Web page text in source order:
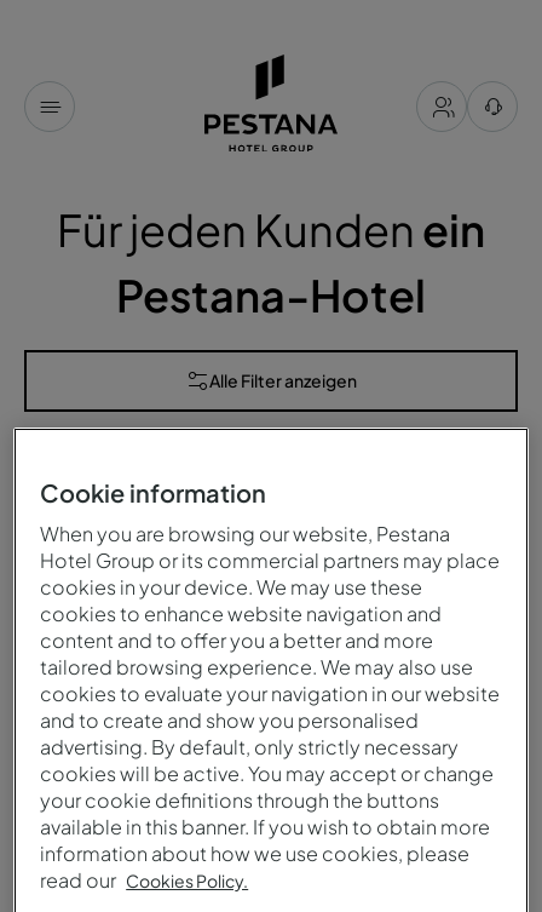
Für jeden Kunden ein
Pestana-Hotel
Alle Filter anzeigen
1
Suchen Sie nach einemPestana
Collection hotel?
Werfen Sie einen Blick auf diese
Vorschläge.
Cookie information
When you are browsing our website, Pestana
Hotel Group or its commercial partners may place
cookies in your device. We may use these
cookies to enhance website navigation and
content and to offer you a better and more
tailored browsing experience. We may also use
cookies to evaluate your navigation in our website
and to create and show you personalised
advertising. By default, only strictly necessary
cookies will be active. You may accept or change
your cookie definitions through the buttons
available in this banner. If you wish to obtain more
information about how we use cookies, please
read our Cookies Policy.